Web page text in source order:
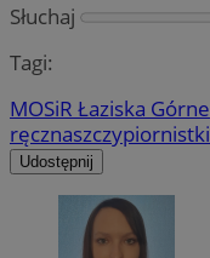
Słuchaj
Tagi:
MOSiR Łaziska Górne
ręcznaszczypiornistki
Udostępnij